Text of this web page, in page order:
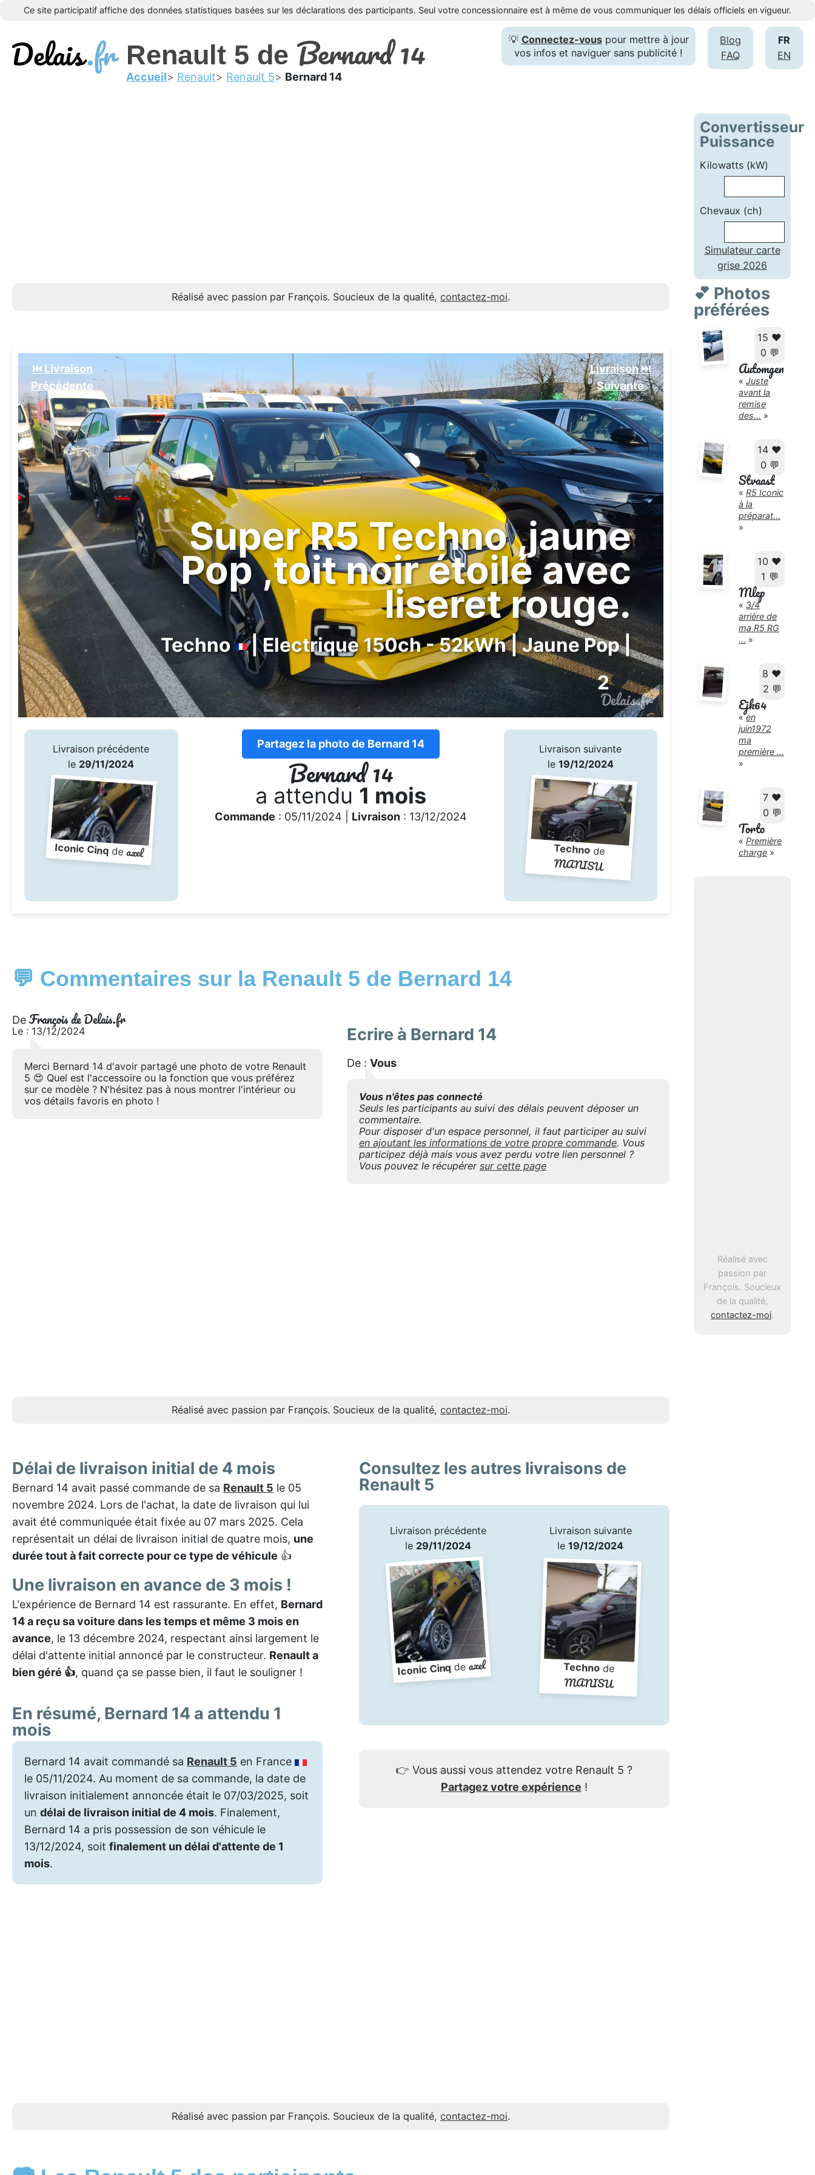
Ce site participatif affiche des données statistiques basées sur les déclarations des participants. Seul votre concessionnaire est à même de vous communiquer les délais officiels en vigueur.
FR
EN
Blog
FAQ
💡 Connectez-vouspour mettre à jour
vos infos et naviguer sans publicité !
Renault 5 de Bernard 14
Accueil Renault Renault 5 Bernard 14
Convertisseur
Puissance
Kilowatts (kW)
Chevaux (ch)
Simulateur carte
grise 2026
💕 Photos
préférées
15 ❤️
0 💬
Automgen
« Juste
avant la
remise
des... »
14 ❤️
0 💬
Stvaast
« R5 Iconic
à la
préparat...
»
10 ❤️
1 💬
Mlep
« 3/4
arrière de
ma R5 RG
... »
8 ❤️
2 💬
Ejk64
«en
juin1972
ma
première ...
»
7 ❤️
0 💬
Torto
« Première
charge »
Réalisé avec
passion par
François. Soucieux
de la qualité,
contactez-moi.
Réalisé avec passion par François. Soucieux de la qualité, contactez-moi.
⏮️ Livraison
Précédente
Livraison ⏭️
Suivante️
Super R5 Techno ,jaune
Pop ,toit noir étoilé avec
liseret rouge.
Techno | Electrique 150ch - 52kWh | Jaune Pop |
2❤️
Livraison précédente
le 29/11/2024
Iconic Cinqdeaxel
Partagez la photo de Bernard 14
Bernard 14
a attendu 1 mois
Commande : 05/11/2024 | Livraison : 13/12/2024
Livraison suivante
le 19/12/2024
Technode
MANISU
💬 Commentaires sur la Renault 5 de Bernard 14
De François de Delais.fr
Le : 13/12/2024
Merci Bernard 14 d'avoir partagé une photo de votre Renault
5 😍 Quel est l'accessoire ou la fonction que vous préférez
sur ce modèle ? N'hésitez pas à nous montrer l'intérieur ou
vos détails favoris en photo !
Ecrire à Bernard 14
De : Vous
Vous n'êtes pas connecté
Seuls les participants au suivi des délais peuvent déposer un
commentaire.
Pour disposer d'un espace personnel, il faut participer au suivi
en ajoutant les informations de votre propre commande. Vous
participez déjà mais vous avez perdu votre lien personnel ?
Vous pouvez le récupérer sur cette page
Réalisé avec passion par François. Soucieux de la qualité, contactez-moi.
Délai de livraison initial de 4 mois
Bernard 14 avait passé commande de sa Renault 5 le 05
novembre 2024. Lors de l'achat, la date de livraison qui lui
avait été communiquée était fixée au 07 mars 2025. Cela
représentait un délai de livraison initial de quatre mois, une
durée tout à fait correcte pour ce type de véhicule 👍
Une livraison en avance de 3 mois !
L'expérience de Bernard 14 est rassurante. En effet, Bernard
14 a reçu sa voiture dans les temps et même 3 mois en
avance, le 13 décembre 2024, respectant ainsi largement le
délai d'attente initial annoncé par le constructeur. Renault a
bien géré 👍, quand ça se passe bien, il faut le souligner !
En résumé, Bernard 14 a attendu 1
mois
Bernard 14 avait commandé sa Renault 5 en France
le 05/11/2024. Au moment de sa commande, la date de
livraison initialement annoncée était le 07/03/2025, soit
un délai de livraison initial de 4 mois. Finalement,
Bernard 14 a pris possession de son véhicule le
13/12/2024, soit finalement un délai d'attente de 1
mois.
Consultez les autres livraisons de
Renault 5
Livraison précédente
le 29/11/2024
Iconic Cinqdeaxel
Livraison suivante
le 19/12/2024
Technode
MANISU
👉 Vous aussi vous attendez votre Renault 5 ?
Partagez votre expérience !
Réalisé avec passion par François. Soucieux de la qualité, contactez-moi.